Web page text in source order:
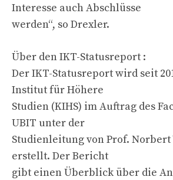
Interesse auch Abschlüsse
werden“, so Drexler.
Über den IKT-Statusreport :
Der IKT-Statusreport wird seit
Institut für Höhere
Studien (KIHS) im Auftrag des
UBIT unter der
Studienleitung von Prof.
erstellt. Der Bericht
gibt einen Überblick über die